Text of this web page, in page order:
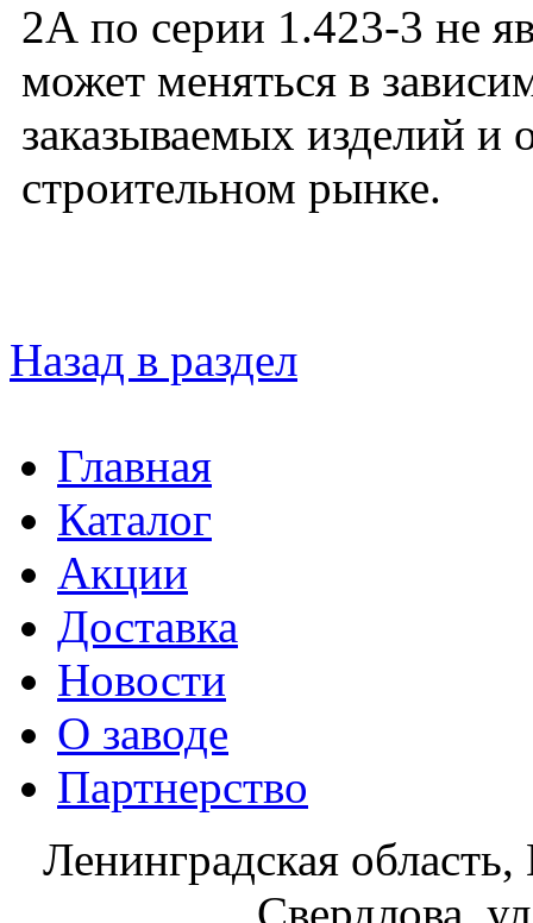
2А по серии 1.423-3 не
может меняться в
заказываемых изделий и
строительном рынке.
Назад в раздел
Главная
Каталог
Акции
Доставка
Новости
О заводе
Партнерство
Ленинградская